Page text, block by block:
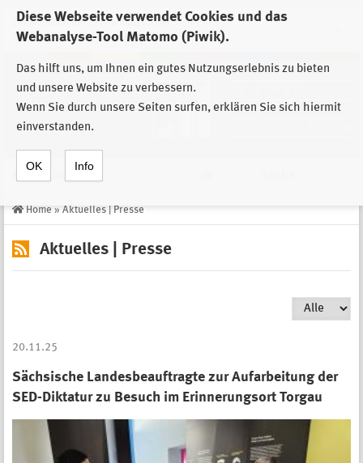
Diese Webseite verwendet Cookies und das
Webanalyse-Tool Matomo (Piwik).
Das hilft uns, um Ihnen ein gutes Nutzungserlebnis zu bieten
und unsere Website zu verbessern.
Wenn Sie durch unsere Seiten surfen, erklären Sie sich hiermit
einverstanden.
OK Info
Zur Auswahl der Einrichtungen der
Stiftung Sächsische Gedenkstätten
Home » Aktuelles | Presse
Aktuelles | Presse
20.11.25
Sächsische Landesbeauftragte zur Aufarbeitung der
SED-Diktatur zu Besuch im Erinnerungsort Torgau